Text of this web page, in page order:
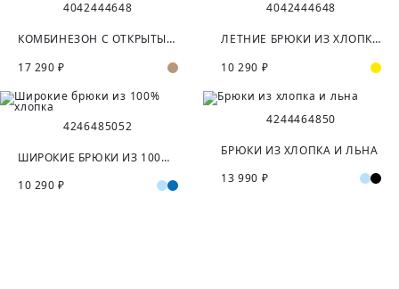
4042444648
КОМБИНЕЗОН С ОТКРЫТЫМ ПЛЕЧОМ
17 290 ₽
4042444648
ЛЕТНИЕ БРЮКИ ИЗ ХЛОПКА И ЛЬНА
10 290 ₽
4246485052
ШИРОКИЕ БРЮКИ ИЗ 100% ХЛОПКА
10 290 ₽
4244464850
БРЮКИ ИЗ ХЛОПКА И ЛЬНА
13 990 ₽